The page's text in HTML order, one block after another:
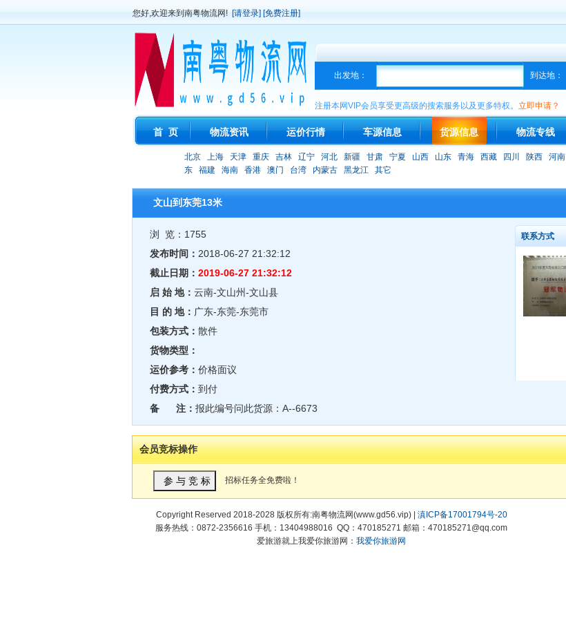
您好,欢迎来到南粤物流网! [请登录] [免费注册]
出发地： 到达地：
注册本网VIP会员享受更高级的搜索服务以及更多特权。 立即申请？
首 页 物流资讯 运价行情 车源信息 货源信息 物流专线
北京 上海 天津 重庆 吉林 辽宁 河北 新疆 甘肃 宁夏 山西 山东 青海 西藏 四川 陕西 河南
东
福建 海南 香港 澳门 台湾 内蒙古 黑龙江 其它
文山到东莞13米
浏 览：1755
发布时间： 2018-06-27 21:32:12
截止日期： 2019-06-27 21:32:12
启 始 地： 云南-文山州-文山县
目 的 地： 广东-东莞-东莞市
包装方式： 散件
货物类型：
运价参考： 价格面议
付费方式： 到付
备 注： 报此编号问此货源：A--6673
联系方式
会员竞标操作
招标任务全免费啦！
Copyright Reserved 2018-2028 版权所有:南粤物流网(www.gd56.vip) | 滇ICP备17001794号-20
服务热线：0872-2356616 手机：13404988016 QQ：470185271 邮箱：470185271@qq.com
爱旅游就上我爱你旅游网： 我爱你旅游网